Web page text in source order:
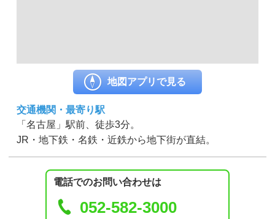
地図アプリで見る
交通機関・最寄り駅
「名古屋」駅前、徒歩3分。
JR・地下鉄・名鉄・近鉄から地下街が直結。
電話でのお問い合わせは
052-582-3000